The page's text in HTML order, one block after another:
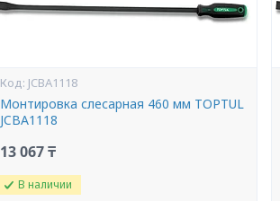
JCBA1118
Монтировка слесарная 460 мм TOPTUL
JCBA1118
13 067 ₸
В наличии